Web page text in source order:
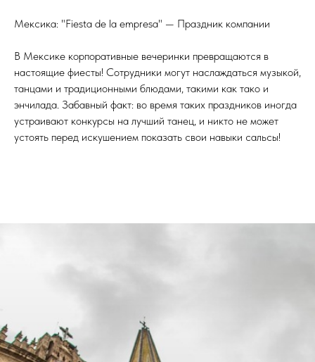
Мексика: "Fiesta de la empresa" — Праздник компании
В Мексике корпоративные вечеринки превращаются в
настоящие фиесты! Сотрудники могут наслаждаться музыкой,
танцами и традиционными блюдами, такими как тако и
энчилада. Забавный факт: во время таких праздников иногда
устраивают конкурсы на лучший танец, и никто не может
устоять перед искушением показать свои навыки сальсы!